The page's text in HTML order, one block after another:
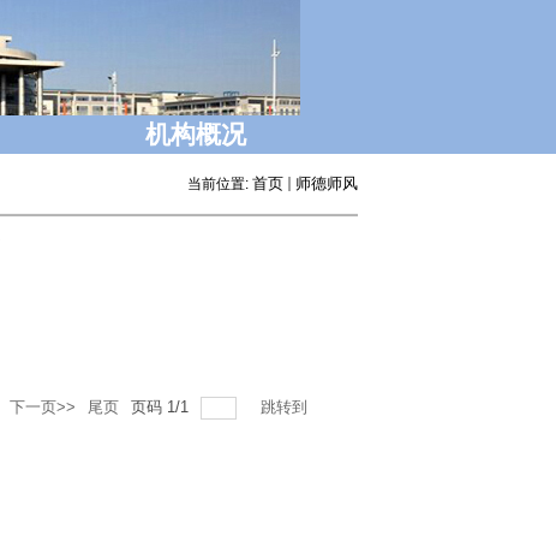
机构概况
当前位置: 首页 师德师风
下一页>> 尾页 页码 1/1 跳转到